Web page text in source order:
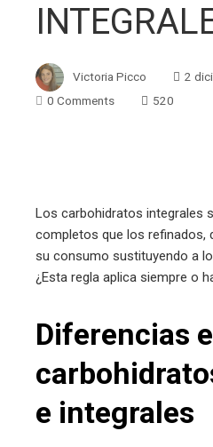
Victoria Picco
2
0 Comments
520
Los carbohidratos integrales
completos que los refinados,
su consumo sustituyendo a
¿Esta regla aplica siempre o
Diferencias
e integrales